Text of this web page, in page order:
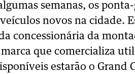
semanas, os
novos na cidade.
concessionária da
que comercializa
estarão o Grand